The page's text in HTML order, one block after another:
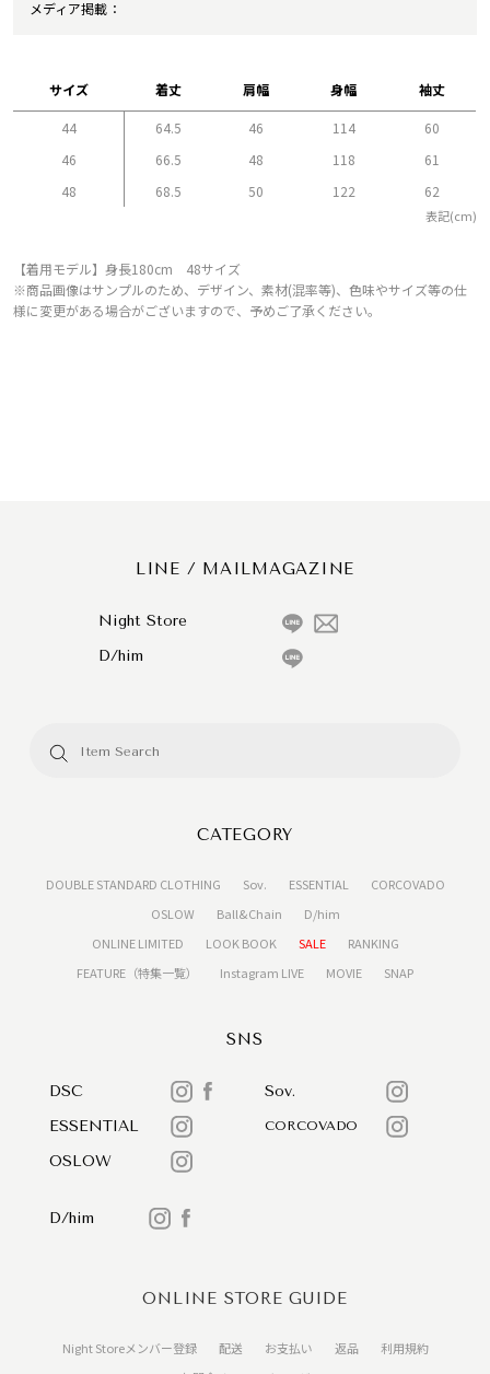
メディア掲載
サイズ 着丈 肩幅 身幅 袖丈
44 64.5 46 114
60
46
66.5 48 118
61
48
68.5 50 122 62
表記(cm)
【着用モデル】身長180cm 48サイズ
※商品画像はサンプルのため、デザイン、素材(混率等)、色味やサイズ等の仕
様に変更がある場合がございますので、予めご了承ください。
LINE / MAILMAGAZINE
Night Store
D/him
CATEGORY
DOUBLE STANDARD CLOTHING Sov. ESSENTIAL
CORCOVADO
OSLOW
Ball&Chain
D/him
ONLINE LIMITED
LOOK BOOK SALE
RANKING
FEATURE（特集一覧）
Instagram LIVE MOVIE SNAP
SNS
DSC
Sov.
ESSENTIAL
CORCOVADO
OSLOW
D/him
ONLINE STORE GUIDE
Night Storeメンバー登録 配送 お支払い 返品
利用規約